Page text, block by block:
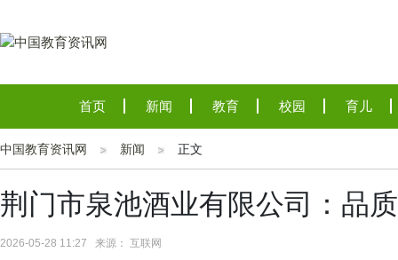
首页 新闻 教育 校园 育儿
中国教育资讯网 新闻 正文
荆门市泉池酒业有限公司：品
2026-05-28 11:27 来源： 互联网